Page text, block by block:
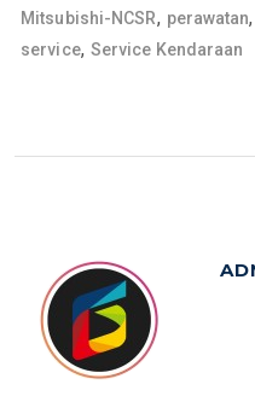
Mitsubishi-NCSR, perawatan,
service, Service Kendaraan